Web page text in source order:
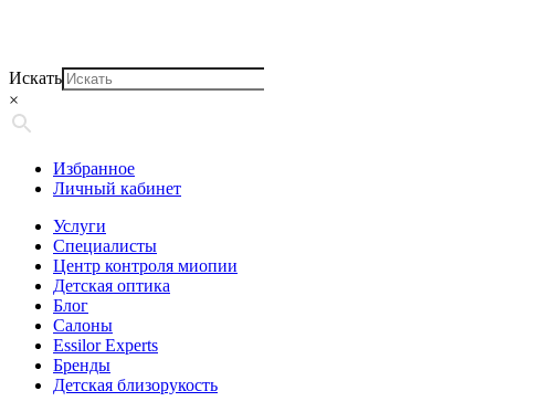
Искать
×
Избранное
Личный кабинет
Услуги
Специалисты
Центр контроля миопии
Детская оптика
Блог
Салоны
Essilor Experts
Бренды
Детская близорукость